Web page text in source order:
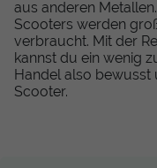
aus anderen
Scooters werden
verbraucht. Mit der
kannst du ein wenig
Handel also bewusst
Scooter.